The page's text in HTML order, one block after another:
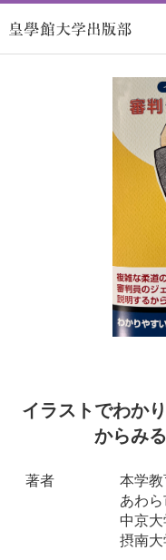
イラストでわか
からみ
著者
本学
あわ
中
摂